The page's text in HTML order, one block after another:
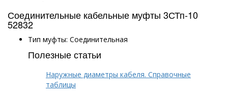
Соединительные кабельные муфты 3СТп-10
52832
Тип муфты: Соединительная
Полезные статьи
Наружные диаметры кабеля. Справочные
таблицы